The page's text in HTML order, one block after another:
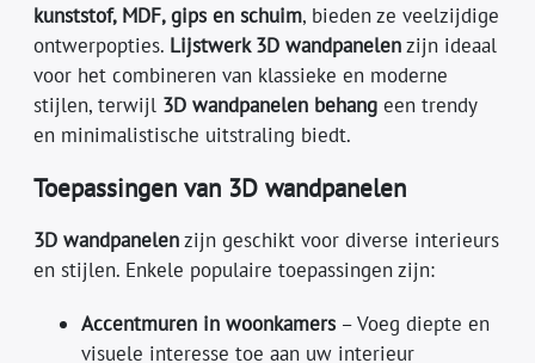
kunststof, MDF, gips en schuim, bieden ze veelzijdige
ontwerpopties. Lijstwerk 3D wandpanelenzijn ideaal
voor het combineren van klassieke en moderne
stijlen, terwijl 3D wandpanelen behang een trendy
en minimalistische uitstraling biedt.
Toepassingen van 3D wandpanelen
3D wandpanelenzijn geschikt voor diverse interieurs
en stijlen. Enkele populaire toepassingen zijn:
Accentmuren in woonkamers – Voeg diepte en
visuele interesse toe aan uw interieur